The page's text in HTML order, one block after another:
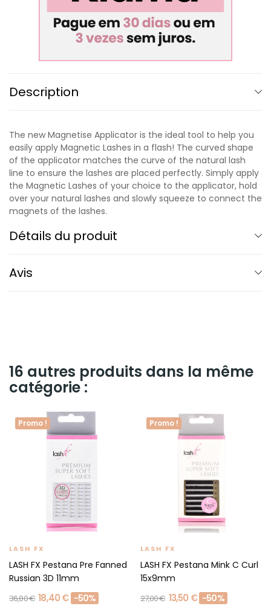
Description
The new Magnetise Applicator is the ideal tool to help you
easily apply Magnetic Lashes in a flash! The curved shape
of the applicator matches the curve of the natural lash
line to ensure the lashes are placed perfectly. Simply apply
the Magnetic Lashes of your choice to the applicator, hold
over your natural lashes and slowly squeeze to connect the
magnets of the lashes.
Détails du produit
Avis
16 autres produits dans la même
catégorie :
Promo !
LASH FX
LASH FX Pestana Pre Fanned
Russian 3D 11mm
36,80 € 18,40 € -50%
Promo !
LASH FX
LASH FX Pestana Mink C Curl
15x9mm
27,00 € 13,50 € -50%